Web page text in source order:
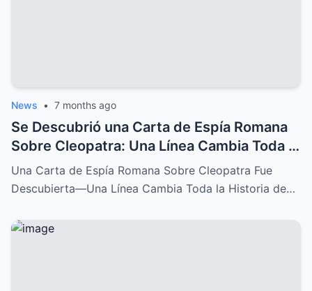
News • 7 months ago
Se Descubrió una Carta de Espía Romana
Sobre Cleopatra: Una Línea Cambia Toda la
Historia de su Caída
Una Carta de Espía Romana Sobre Cleopatra Fue
Descubierta—Una Línea Cambia Toda la Historia de…